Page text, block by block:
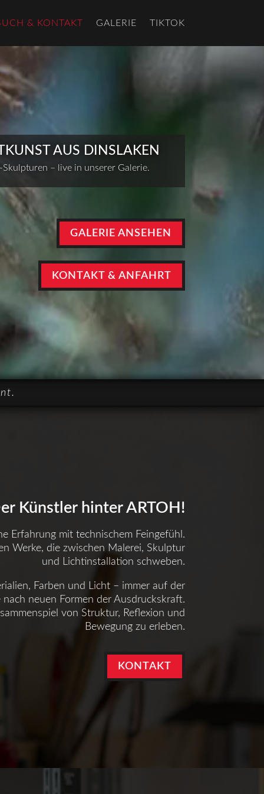
& KONTAKT GALERIE TIKTOK
AUS DINSLAKEN
– live in unserer Galerie.
GALERIE ANSEHEN
KONTAKT & ANFAHRT
Künstler hinter ARTOH!
Erfahrung mit technischem Feingefühl.
Werke, die zwischen Malerei, Skulptur
und Lichtinstallation schweben.
Farben und Licht – immer auf der
nach neuen Formen der Ausdruckskraft.
von Struktur, Reflexion und
Bewegung zu erleben.
KONTAKT